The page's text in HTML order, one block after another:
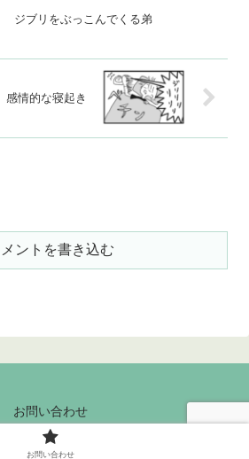
ジブリをぶっこんでくる弟
感情的な寝起き
ントを書き込む
お問い合わせ
© 2020 とらたぬ記.
お問い合わせ